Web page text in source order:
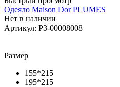
Одеяло Maison Dor PLUMES
Нет в наличии
Артикул: РЗ-00008008
Размер
155*215
195*215